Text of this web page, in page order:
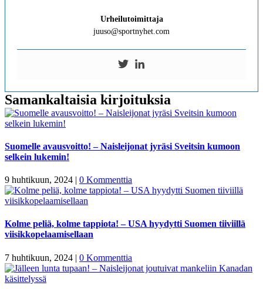
Urheilutoimittaja
juuso@sportnyhet.com
Samankaltaisia kirjoituksia
Suomelle avausvoitto! – Naisleijonat jyräsi Sveitsin kumoon
selkein lukemin!
9 huhtikuun, 2024 | 0 Kommenttia
Kolme peliä, kolme tappiota! – USA hyydytti Suomen tiiviillä
viisikkopelaamisellaan
7 huhtikuun, 2024 | 0 Kommenttia